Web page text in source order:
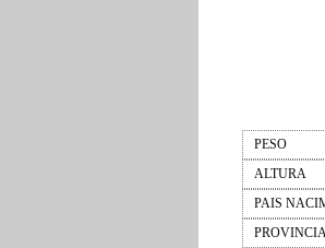
PESO
ALTURA
PAIS